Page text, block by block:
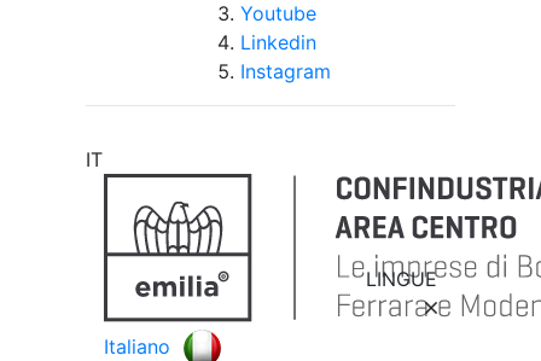
Youtube
Linkedin
Instagram
IT
LINGUE
Italiano